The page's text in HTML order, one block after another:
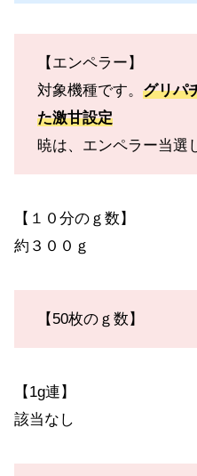
【エンペラー】
対象機種です。 グリパ
た激甘設定
暁は、エンペラー当選
【１０分のｇ数】
約３００ｇ
【50枚のｇ数】
【1g連】
該当なし